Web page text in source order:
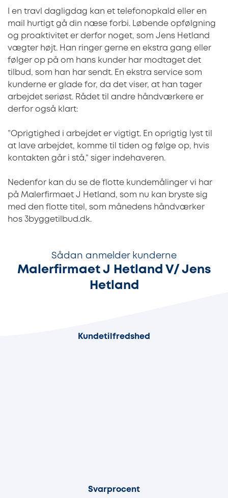
I en travl dagligdag kan et telefonopkald eller en
mail hurtigt gå din næse forbi. Løbende opfølgning
og proaktivitet er derfor noget, som Jens Hetland
vægter højt. Han ringer gerne en ekstra gang eller
følger op på om hans kunder har modtaget det
tilbud, som han har sendt. En ekstra service som
kunderne er glade for, da det viser, at han tager
arbejdet seriøst. Rådet til andre håndværkere er
derfor også klart:
”Oprigtighed i arbejdet er vigtigt. En oprigtig lyst til
at lave arbejdet, komme til tiden og følge op, hvis
kontakten går i stå,” siger indehaveren.
Nedenfor kan du se de flotte kundemålinger vi har
på Malerfirmaet J Hetland, som nu kan bryste sig
med den flotte titel, som månedens håndværker
hos 3byggetilbud.dk.
Sådan anmelder kunderne
Malerfirmaet J Hetland V/ Jens
Hetland
Kundetilfredshed
Svarprocent